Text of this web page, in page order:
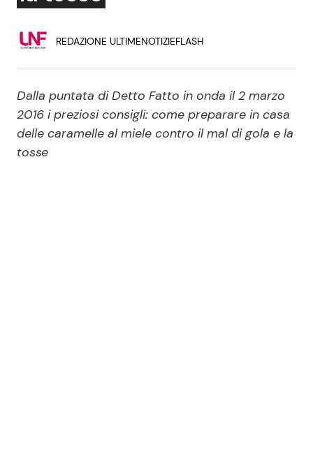
Persone Scomparse
Politica
Programmi TV
Reality e Talent
REDAZIONE ULTIMENOTIZIEFLASH
Dalla puntata di Detto Fatto in onda il 2 marzo
2016 i preziosi consigli: come preparare in casa
delle caramelle al miele contro il mal di gola e la
tosse